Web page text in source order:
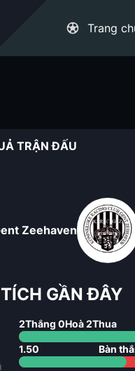
Trang
TRẬN ĐẤU
Zeehaven
GẦN ĐÂY
2Thắng 0Hoà2Thua
1.50 Bàn